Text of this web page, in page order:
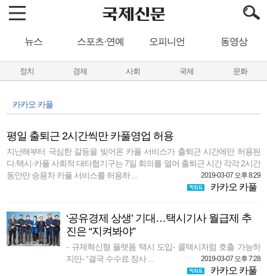
뉴스 스포츠·연예 오피니언 동영상
정치 경제 사회 국제 문화
카카오 카풀
평일 출퇴근 2시간씩만 카풀영업 허용
지난해부터 극심한 갈등을 빚어온 카풀 서비스가 출퇴근 시간에만 허용된
다.택시·카풀 사회적 대타협기구는 7일 회의를 열어 출퇴근 시간 각각 2시간
동안만 승용차 카풀 서비스를 허용하 ...
2019-03-07 오후 8:29
카카오 카풀
‘공유경제 상생’ 기대…택시기사 월급제 추
진은 “지켜봐야”
- 규제혁신형 플랫폼 택시 도입- 콜택시처럼 호출 가능하
지만- “결국 수수료 장사 ...
2019-03-07 오후 7:28
카카오 카풀